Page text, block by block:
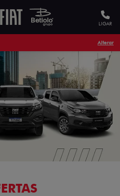
garantir uma melhor
Acesse nossa Política de Privacidade
Preferências de Cookie
LIGAR
Alterar